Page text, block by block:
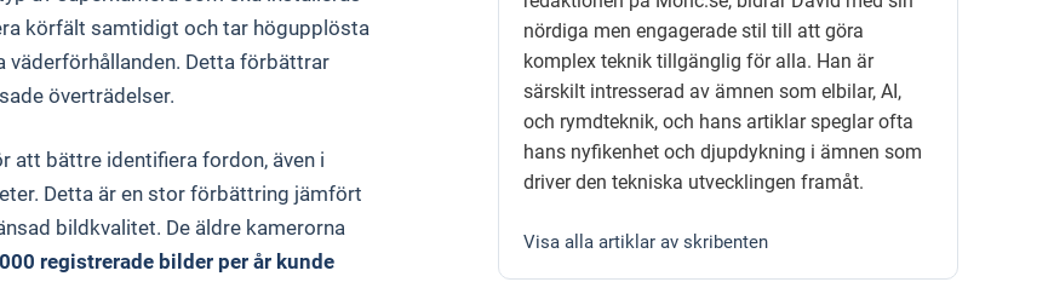
körfält samtidigt och tar högupplösta
väderförhållanden. Detta förbättrar
överträdelser.
att bättre identifiera fordon, även i
Detta är en stor förbättring jämfört
bildkvalitet. De äldre kamerorna
registrerade bilder per år kunde
nördiga men engagerade stil till att göra
komplex teknik tillgänglig för alla. Han är
särskilt intresserad av ämnen som elbilar, AI,
och rymdteknik, och hans artiklar speglar ofta
hans nyfikenhet och djupdykning i ämnen som
driver den tekniska utvecklingen framåt.
Visa alla artiklar av skribenten